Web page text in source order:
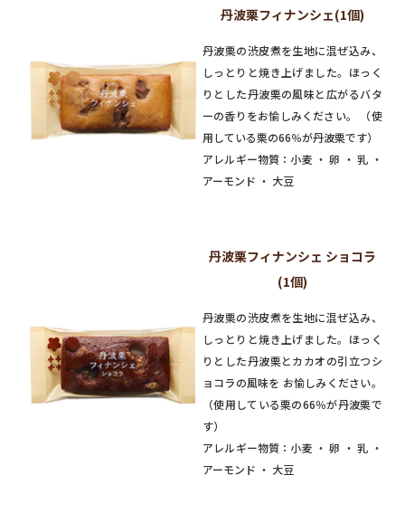
丹波栗フィナンシェ(1個)
丹波栗の渋皮煮を生地に混ぜ込み、
しっとりと焼き上げました。ほっく
りとした丹波栗の風味と広がるバタ
ーの香りをお愉しみください。 （使
用している栗の66％が丹波栗です）
アレルギー物質：小麦 ・ 卵 ・ 乳 ・
アーモンド ・ 大豆
丹波栗フィナンシェ ショコラ
(1個)
丹波栗の渋皮煮を生地に混ぜ込み、
しっとりと焼き上げました。ほっく
りとした丹波栗とカカオの引立つシ
ョコラの風味を お愉しみください。
（使用している栗の66％が丹波栗で
す）
アレルギー物質：小麦 ・ 卵 ・ 乳 ・
アーモンド ・ 大豆